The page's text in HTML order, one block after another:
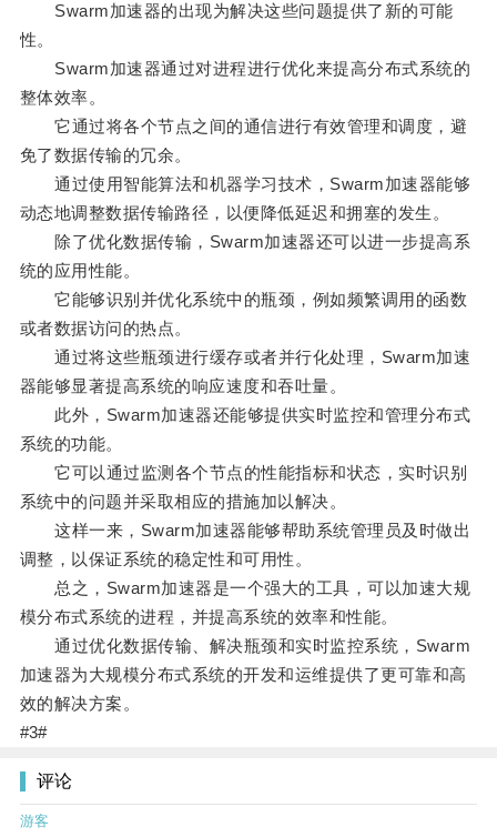
Swarm加速器的出现为解决这些问题提供了新的可能
性。
Swarm加速器通过对进程进行优化来提高分布式系统的
整体效率。
它通过将各个节点之间的通信进行有效管理和调度，避
免了数据传输的冗余。
通过使用智能算法和机器学习技术，Swarm加速器能够
动态地调整数据传输路径，以便降低延迟和拥塞的发生。
除了优化数据传输，Swarm加速器还可以进一步提高系
统的应用性能。
它能够识别并优化系统中的瓶颈，例如频繁调用的函数
或者数据访问的热点。
通过将这些瓶颈进行缓存或者并行化处理，Swarm加速
器能够显著提高系统的响应速度和吞吐量。
此外，Swarm加速器还能够提供实时监控和管理分布式
系统的功能。
它可以通过监测各个节点的性能指标和状态，实时识别
系统中的问题并采取相应的措施加以解决。
这样一来，Swarm加速器能够帮助系统管理员及时做出
调整，以保证系统的稳定性和可用性。
总之，Swarm加速器是一个强大的工具，可以加速大规
模分布式系统的进程，并提高系统的效率和性能。
通过优化数据传输、解决瓶颈和实时监控系统，Swarm
加速器为大规模分布式系统的开发和运维提供了更可靠和高
效的解决方案。
#3#
评论
游客